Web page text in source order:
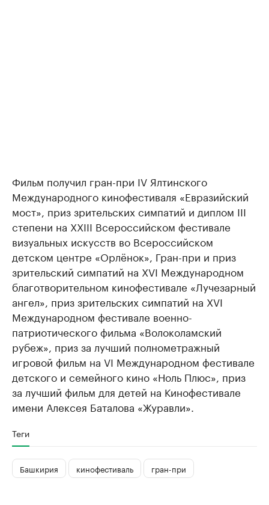
Фильм получил гран-при IV Ялтинского
Международного кинофестиваля «Евразийский
мост», приз зрительских симпатий и диплом III
степени на XXIII Всероссийском фестивале
визуальных искусств во Всероссийском
детском центре «Орлёнок», Гран-при и приз
зрительский симпатий на XVI Международном
благотворительном кинофестивале «Лучезарный
ангел», приз зрительских симпатий на XVI
Международном фестивале военно-
патриотического фильма «Волоколамский
рубеж», приз за лучший полнометражный
игровой фильм на VI Международном фестивале
детского и семейного кино «Ноль Плюс», приз
за лучший фильм для детей на Кинофестивале
имени Алексея Баталова «Журавли».
Теги
Башкирия кинофестиваль гран-при